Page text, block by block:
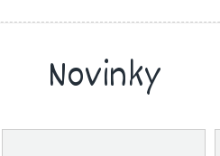
Novinky